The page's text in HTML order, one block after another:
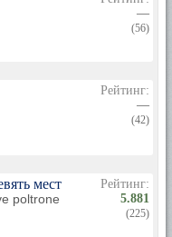
—
(56)
Рейтинг:
—
(42)
мест
poltrone
Рейтинг:
5.881
(225)